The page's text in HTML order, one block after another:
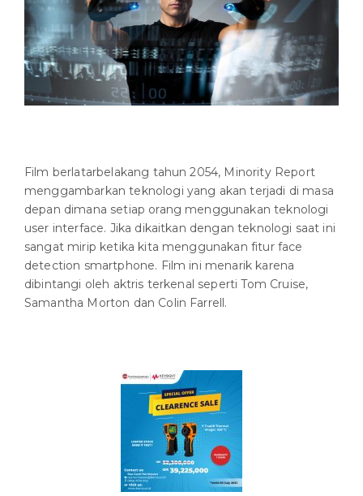
Film berlatarbelakang tahun 2054, Minority Report
menggambarkan teknologi yang akan terjadi di masa
depan dimana setiap orang menggunakan teknologi
user interface. Jika dikaitkan dengan teknologi saat ini
sangat mirip ketika kita menggunakan fitur face
detection smartphone. Film ini menarik karena
dibintangi oleh aktris terkenal seperti Tom Cruise,
Samantha Morton dan Colin Farrell.